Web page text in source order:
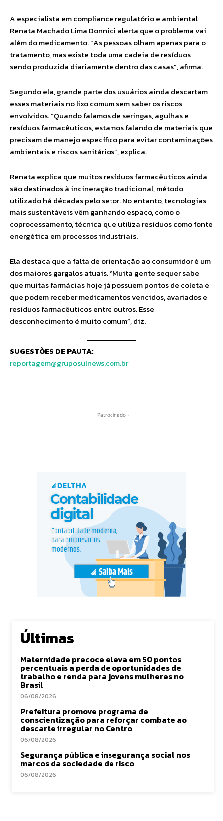
A especialista em compliance regulatório e ambiental
Renata Machado Lima Donnici alerta que o problema vai
além do medicamento. “As pessoas olham apenas para o
tratamento, mas existe toda uma cadeia de resíduos
sendo produzida diariamente dentro das casas”, afirma.
Segundo ela, grande parte dos usuários ainda descartam
esses materiais no lixo comum sem saber os riscos
envolvidos. “Quando falamos de seringas, agulhas e
resíduos farmacêuticos, estamos falando de materiais que
precisam de manejo específico para evitar contaminações
ambientais e riscos sanitários”, explica.
Renata explica que muitos resíduos farmacêuticos ainda
são destinados à incineração tradicional, método
utilizado há décadas pelo setor. No entanto, tecnologias
mais sustentáveis vêm ganhando espaço, como o
coprocessamento, técnica que utiliza resíduos como fonte
energética em processos industriais.
Ela destaca que a falta de orientação ao consumidor é um
dos maiores gargalos atuais. “Muita gente sequer sabe
que muitas farmácias hoje já possuem pontos de coleta e
que podem receber medicamentos vencidos, avariados e
resíduos farmacêuticos entre outros. Esse
desconhecimento é muito comum”, diz.
SUGESTÕES DE PAUTA:
reportagem@gruposulnews.com.br
- Patrocinado -
Últimas
Maternidade precoce eleva em 50 pontos
percentuais a perda de oportunidades de
trabalho e renda para jovens mulheres no
Brasil
06/08/2026
Prefeitura promove programa de
conscientização para reforçar combate ao
descarte irregular no Centro
06/08/2026
Segurança pública e insegurança social nos
marcos da sociedade de risco
06/08/2026